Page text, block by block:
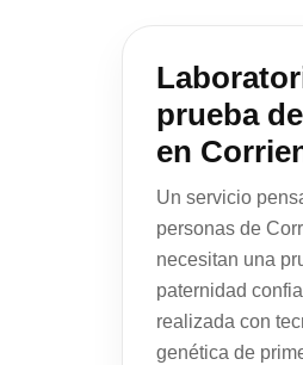
prueba
en
Un servicio
personas de
necesitan una
paternidad
realizada con
genética de